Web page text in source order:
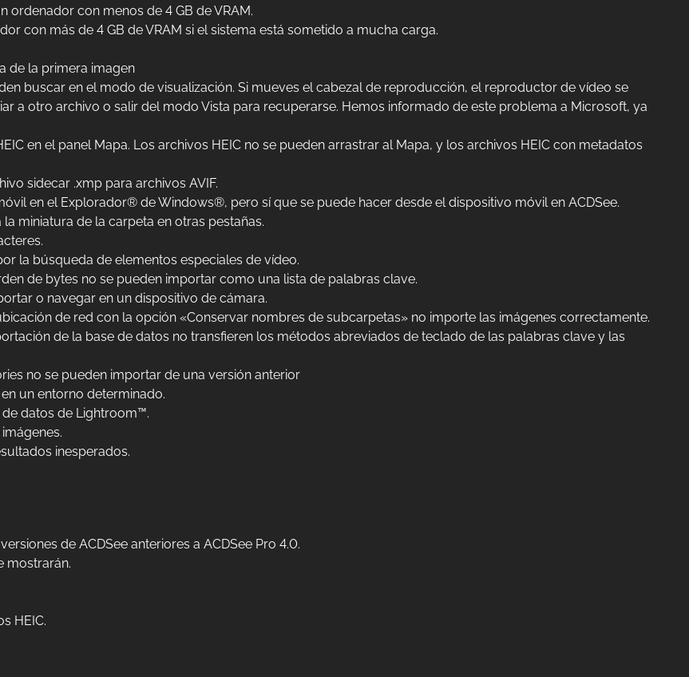
ordenador con menos de 4 GB de VRAM.
con más de 4 GB de VRAM si el sistema está sometido a mucha carga.
de la primera imagen
buscar en el modo de visualización. Si mueves el cabezal de reproducción, el reproductor de vídeo se
a otro archivo o salir del modo Vista para recuperarse. Hemos informado de este problema a Microsoft, ya
en el panel Mapa. Los archivos HEIC no se pueden arrastrar al Mapa, y los archivos HEIC con metadatos
sidecar .xmp para archivos AVIF.
en el Explorador® de Windows®, pero sí que se puede hacer desde el dispositivo móvil en ACDSee.
miniatura de la carpeta en otras pestañas.
la búsqueda de elementos especiales de vídeo.
de bytes no se pueden importar como una lista de palabras clave.
o navegar en un dispositivo de cámara.
de red con la opción «Conservar nombres de subcarpetas» no importe las imágenes correctamente.
de la base de datos no transfieren los métodos abreviados de teclado de las palabras clave y las
no se pueden importar de una versión anterior
un entorno determinado.
datos de Lightroom™.
inesperados.
de ACDSee anteriores a ACDSee Pro 4.0.
mostrarán.
HEIC.